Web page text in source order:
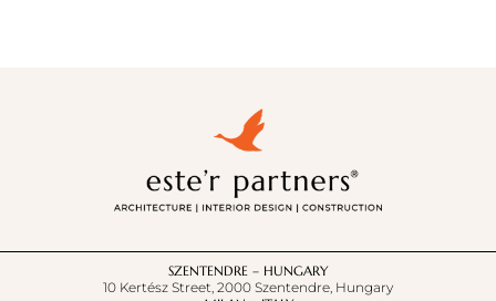
SZENTENDRE – HUNGARY
10 Kertész Street, 2000 Szentendre, Hungary